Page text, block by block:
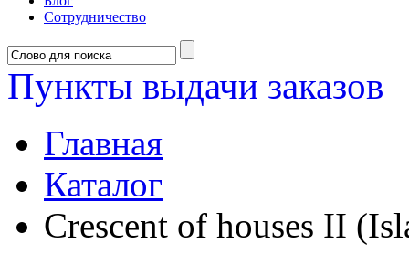
Сотрудничество
Пункты выдачи заказов
Главная
Каталог
Crescent of houses II